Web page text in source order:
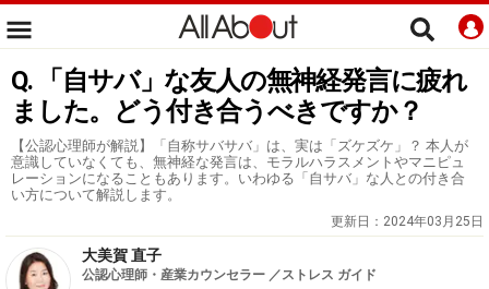
Q. 「自サバ」な友人の無神経発言に疲れ
ました。どう付き合うべきですか？
【公認心理師が解説】「自称サバサバ」は、実は「ズケズケ」？ 本人が
意識していなくても、無神経な発言は、モラルハラスメントやマニピュ
レーションになることもあります。いわゆる「自サバ」な人との付き合
い方について解説します。
更新日： 2024年03月25日
大美賀 直子
公認心理師・産業カウンセラー ／ストレス ガイド